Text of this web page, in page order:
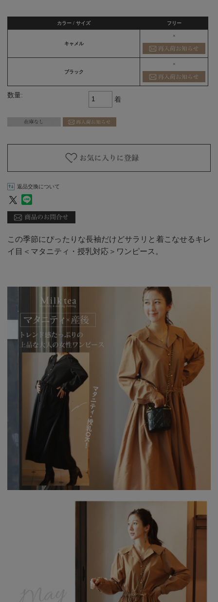
カラー / サイズ フリー
キャメル
×
ブラック
×
数量:
着
返品交換について
この季節にぴったりな長袖だけどサラリと着こなせるキレ
イ目＜マタニティ・授乳対応＞ワンピース。